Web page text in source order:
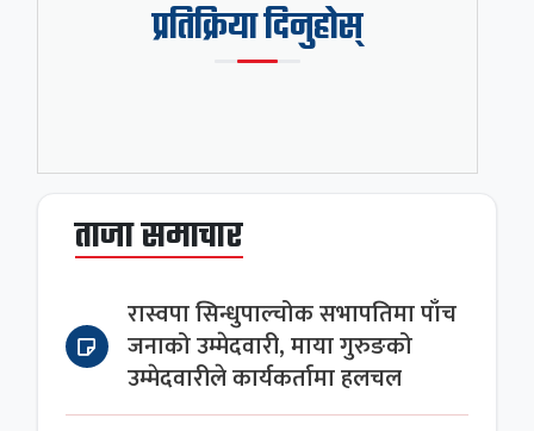
प्रतिक्रिया दिनुहोस्
ताजा समाचार
रास्वपा सिन्धुपाल्चोक सभापतिमा पाँच
जनाको उम्मेदवारी, माया गुरुङको
उम्मेदवारीले कार्यकर्तामा हलचल